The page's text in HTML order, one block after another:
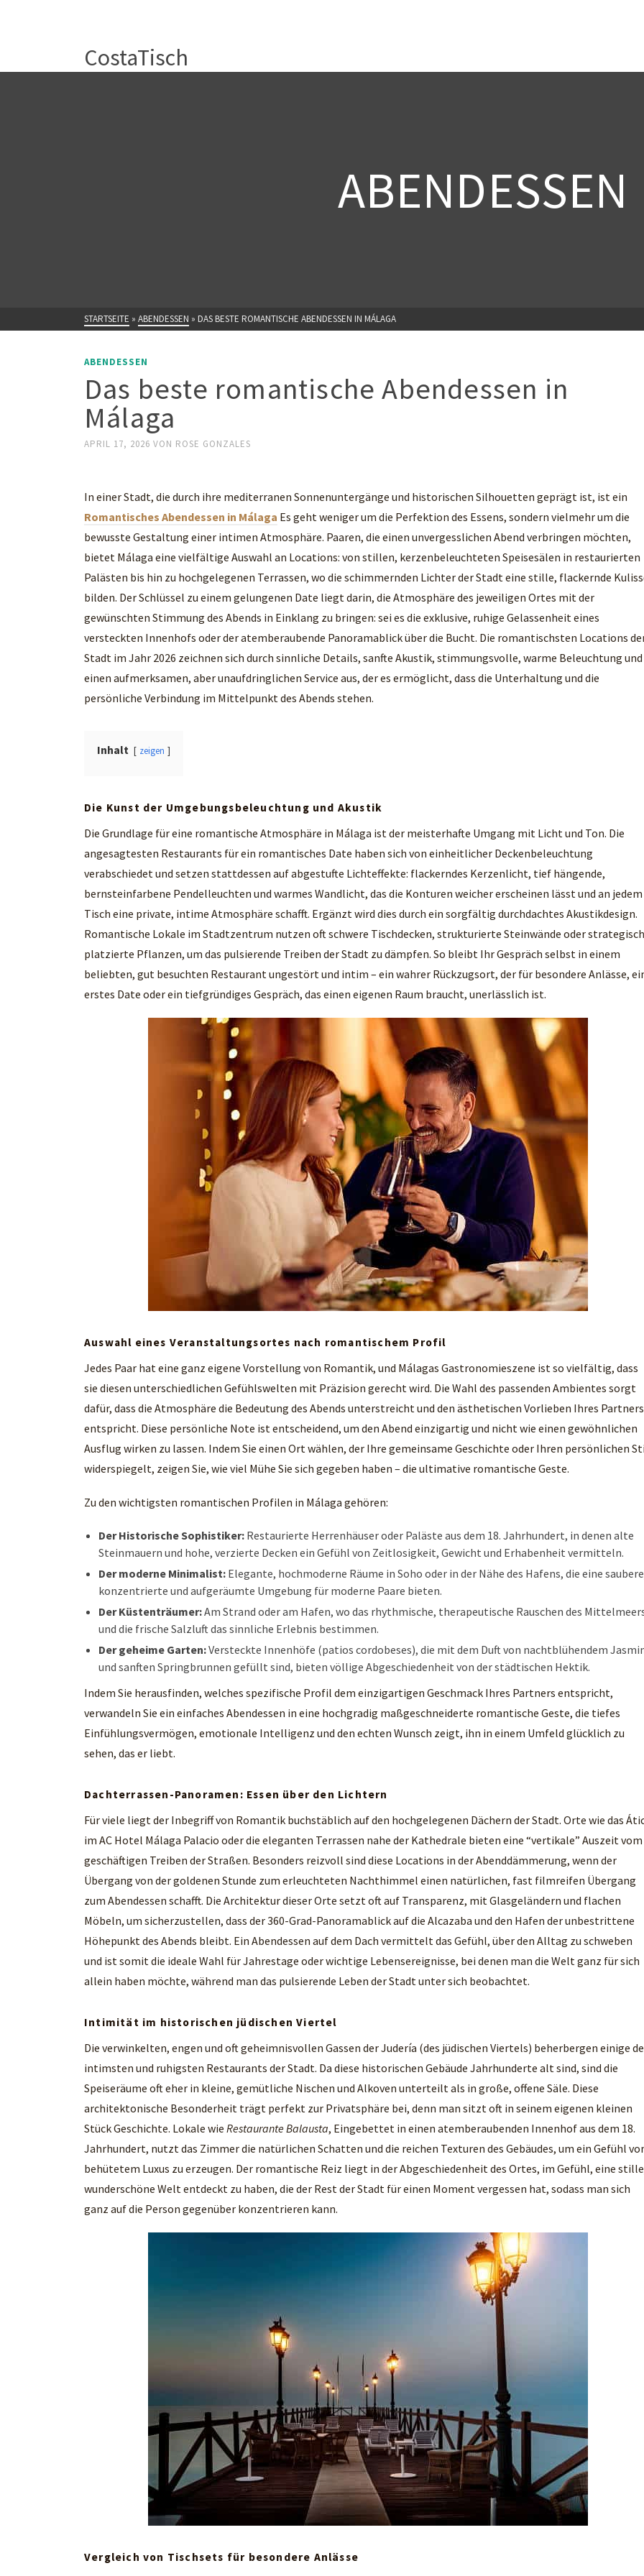
CostaTisch
ABENDESSEN
STARTSEITE » ABENDESSEN » DAS BESTE ROMANTISCHE ABENDESSEN IN MÁLAGA
ABENDESSEN
Das beste romantische Abendessen in
Málaga
APRIL 17, 2026 VON ROSE GONZALES
In einer Stadt, die durch ihre mediterranen Sonnenuntergänge und historischen Silhouetten geprägt ist, ist ein
Romantisches Abendessen in Málaga Es geht weniger um die Perfektion des Essens, sondern vielmehr um die
bewusste Gestaltung einer intimen Atmosphäre. Paaren, die einen unvergesslichen Abend verbringen möchten,
bietet Málaga eine vielfältige Auswahl an Locations: von stillen, kerzenbeleuchteten Speisesälen in restaurierten
Palästen bis hin zu hochgelegenen Terrassen, wo die schimmernden Lichter der Stadt eine stille, flackernde
bilden. Der Schlüssel zu einem gelungenen Date liegt darin, die Atmosphäre des jeweiligen Ortes mit der
gewünschten Stimmung des Abends in Einklang zu bringen: sei es die exklusive, ruhige Gelassenheit eines
versteckten Innenhofs oder der atemberaubende Panoramablick über die Bucht. Die romantischsten Locations
Stadt im Jahr 2026 zeichnen sich durch sinnliche Details, sanfte Akustik, stimmungsvolle, warme Beleuchtung und
einen aufmerksamen, aber unaufdringlichen Service aus, der es ermöglicht, dass die Unterhaltung und die
persönliche Verbindung im Mittelpunkt des Abends stehen.
Inhalt zeigen
Die Kunst der Umgebungsbeleuchtung und Akustik
Die Grundlage für eine romantische Atmosphäre in Málaga ist der meisterhafte Umgang mit Licht und Ton. Die
angesagtesten Restaurants für ein romantisches Date haben sich von einheitlicher Deckenbeleuchtung
verabschiedet und setzen stattdessen auf abgestufte Lichteffekte: flackerndes Kerzenlicht, tief hängende,
bernsteinfarbene Pendelleuchten und warmes Wandlicht, das die Konturen weicher erscheinen lässt und an jedem
Tisch eine private, intime Atmosphäre schafft. Ergänzt wird dies durch ein sorgfältig durchdachtes Akustikdesign.
Romantische Lokale im Stadtzentrum nutzen oft schwere Tischdecken, strukturierte Steinwände oder strategisch
platzierte Pflanzen, um das pulsierende Treiben der Stadt zu dämpfen. So bleibt Ihr Gespräch selbst in einem
beliebten, gut besuchten Restaurant ungestört und intim – ein wahrer Rückzugsort, der für besondere Anlässe,
erstes Date oder ein tiefgründiges Gespräch, das einen eigenen Raum braucht, unerlässlich ist.
Auswahl eines Veranstaltungsortes nach romantischem Profil
Jedes Paar hat eine ganz eigene Vorstellung von Romantik, und Málagas Gastronomieszene ist so vielfältig, dass
sie diesen unterschiedlichen Gefühlswelten mit Präzision gerecht wird. Die Wahl des passenden Ambientes sorgt
dafür, dass die Atmosphäre die Bedeutung des Abends unterstreicht und den ästhetischen Vorlieben Ihres Partners
entspricht. Diese persönliche Note ist entscheidend, um den Abend einzigartig und nicht wie einen gewöhnlichen
Ausflug wirken zu lassen. Indem Sie einen Ort wählen, der Ihre gemeinsame Geschichte oder Ihren persönlichen
widerspiegelt, zeigen Sie, wie viel Mühe Sie sich gegeben haben – die ultimative romantische Geste.
Zu den wichtigsten romantischen Profilen in Málaga gehören:
Der Historische Sophistiker: Restaurierte Herrenhäuser oder Paläste aus dem 18. Jahrhundert, in denen alte
Steinmauern und hohe, verzierte Decken ein Gefühl von Zeitlosigkeit, Gewicht und Erhabenheit vermitteln.
Der moderne Minimalist: Elegante, hochmoderne Räume in Soho oder in der Nähe des Hafens, die eine
konzentrierte und aufgeräumte Umgebung für moderne Paare bieten.
Der Küstenträumer:Am Strand oder am Hafen, wo das rhythmische, therapeutische Rauschen des
und die frische Salzluft das sinnliche Erlebnis bestimmen.
Der geheime Garten:Versteckte Innenhöfe (patios cordobeses), die mit dem Duft von nachtblühendem
und sanften Springbrunnen gefüllt sind, bieten völlige Abgeschiedenheit von der städtischen Hektik.
Indem Sie herausfinden, welches spezifische Profil dem einzigartigen Geschmack Ihres Partners entspricht,
verwandeln Sie ein einfaches Abendessen in eine hochgradig maßgeschneiderte romantische Geste, die tiefes
Einfühlungsvermögen, emotionale Intelligenz und den echten Wunsch zeigt, ihn in einem Umfeld glücklich zu
sehen, das er liebt.
Dachterrassen-Panoramen: Essen über den Lichtern
Für viele liegt der Inbegriff von Romantik buchstäblich auf den hochgelegenen Dächern der Stadt. Orte wie das
im AC Hotel Málaga Palacio oder die eleganten Terrassen nahe der Kathedrale bieten eine “vertikale” Auszeit vom
geschäftigen Treiben der Straßen. Besonders reizvoll sind diese Locations in der Abenddämmerung, wenn der
Übergang von der goldenen Stunde zum erleuchteten Nachthimmel einen natürlichen, fast filmreifen Übergang
zum Abendessen schafft. Die Architektur dieser Orte setzt oft auf Transparenz, mit Glasgeländern und flachen
Möbeln, um sicherzustellen, dass der 360-Grad-Panoramablick auf die Alcazaba und den Hafen der unbestrittene
Höhepunkt des Abends bleibt. Ein Abendessen auf dem Dach vermittelt das Gefühl, über den Alltag zu schweben
und ist somit die ideale Wahl für Jahrestage oder wichtige Lebensereignisse, bei denen man die Welt ganz für sich
allein haben möchte, während man das pulsierende Leben der Stadt unter sich beobachtet.
Intimität im historischen jüdischen Viertel
Die verwinkelten, engen und oft geheimnisvollen Gassen der Judería (des jüdischen Viertels) beherbergen einige
intimsten und ruhigsten Restaurants der Stadt. Da diese historischen Gebäude Jahrhunderte alt sind, sind die
Speiseräume oft eher in kleine, gemütliche Nischen und Alkoven unterteilt als in große, offene Säle. Diese
architektonische Besonderheit trägt perfekt zur Privatsphäre bei, denn man sitzt oft in seinem eigenen kleinen
Stück Geschichte. Lokale wie Restaurante Balausta, Eingebettet in einen atemberaubenden Innenhof aus dem 18.
Jahrhundert, nutzt das Zimmer die natürlichen Schatten und die reichen Texturen des Gebäudes, um ein Gefühl
behütetem Luxus zu erzeugen. Der romantische Reiz liegt in der Abgeschiedenheit des Ortes, im Gefühl, eine
wunderschöne Welt entdeckt zu haben, die der Rest der Stadt für einen Moment vergessen hat, sodass man sich
ganz auf die Person gegenüber konzentrieren kann.
Vergleich von Tischsets für besondere Anlässe